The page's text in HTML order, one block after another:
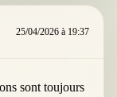
25/04/2026 à 19:37
sont toujours